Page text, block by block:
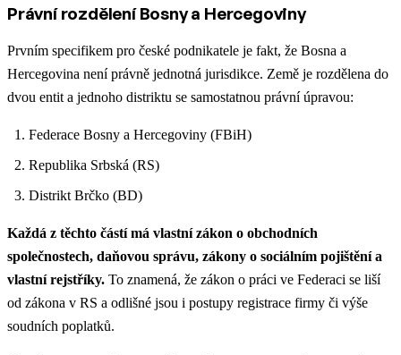
Právní rozdělení Bosny a Hercegoviny
Prvním specifikem pro české podnikatele je fakt, že Bosna a
Hercegovina není právně jednotná jurisdikce. Země je rozdělena do
dvou entit a jednoho distriktu se samostatnou právní úpravou:
Federace Bosny a Hercegoviny (FBiH)
Republika Srbská (RS)
Distrikt Brčko (BD)
Každá z těchto částí má vlastní zákon o obchodních
společnostech, daňovou správu, zákony o sociálním pojištění a
vlastní rejstříky. To znamená, že zákon o práci ve Federaci se liší
od zákona v RS a odlišné jsou i postupy registrace firmy či výše
soudních poplatků.